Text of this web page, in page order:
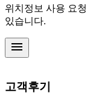
위치정보 사용 요
있습니다.
menu
고객후기